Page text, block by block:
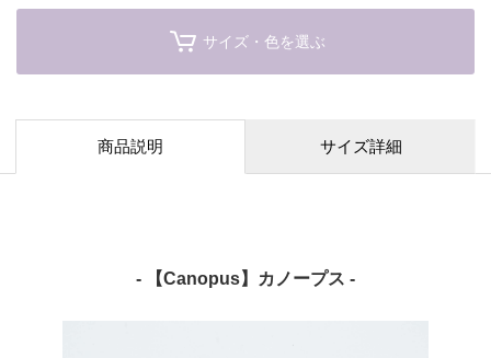
サイズ・色を選ぶ
商品説明 サイズ詳細
- 【Canopus】カノープス -